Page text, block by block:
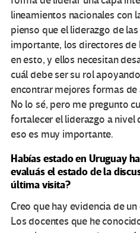
lineamientos nacionales con
pienso que el liderazgo de
importante, los directores de
en esto, y ellos necesitan
cuál debe ser su rol
encontrar mejores formas de
No lo sé, pero me pregunto
fortalecer el liderazgo a nivel
eso es muy importante.
Habías estado en Uruguay
evaluás el estado de la
última visita?
Creo que hay evidencia de
Los docentes que he